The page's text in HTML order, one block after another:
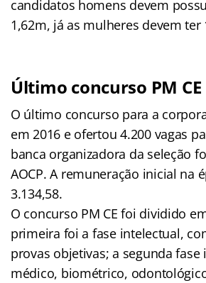
candidatos homens devem
1,62m, já as mulheres devem ter
Último concurso PM CE
O último concurso para a
em 2016 e ofertou 4.200 vagas
banca organizadora da seleção
AOCP. A remuneração inicial na
3.134,58.
O concurso PM CE foi dividido
primeira foi a fase intelectual,
provas objetivas; a segunda
médico, biométrico,